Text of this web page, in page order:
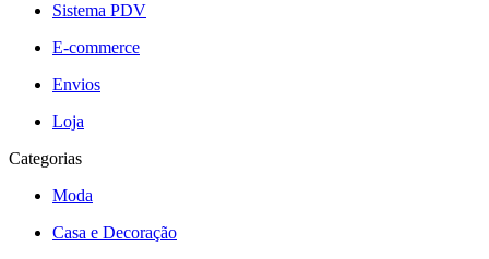
Sistema PDV
E-commerce
Envios
Loja
Categorias
Moda
Casa e Decoração